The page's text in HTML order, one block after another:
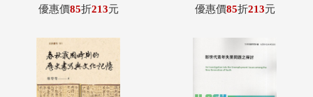
優惠價85折213元 優惠價85折213元